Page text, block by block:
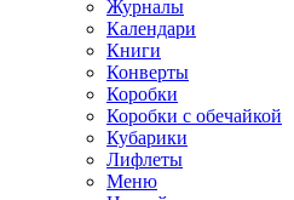
Журналы
Календари
Книги
Конверты
Коробки
Коробки с обечайкой
Кубарики
Лифлеты
Меню